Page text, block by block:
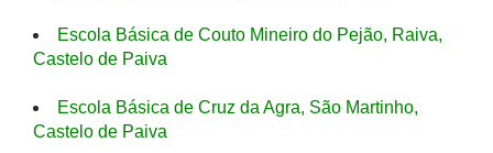
Escola Básica de Couto Mineiro do Pejão, Raiva,
Castelo de Paiva
Escola Básica de Cruz da Agra, São Martinho,
Castelo de Paiva